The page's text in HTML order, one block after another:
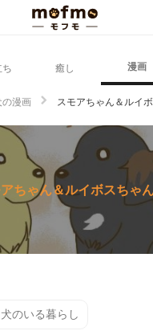
癒し 漫画
の漫画 スモアちゃん＆ルイ
ちゃん＆ルイボスちゃ
犬のいる暮らし